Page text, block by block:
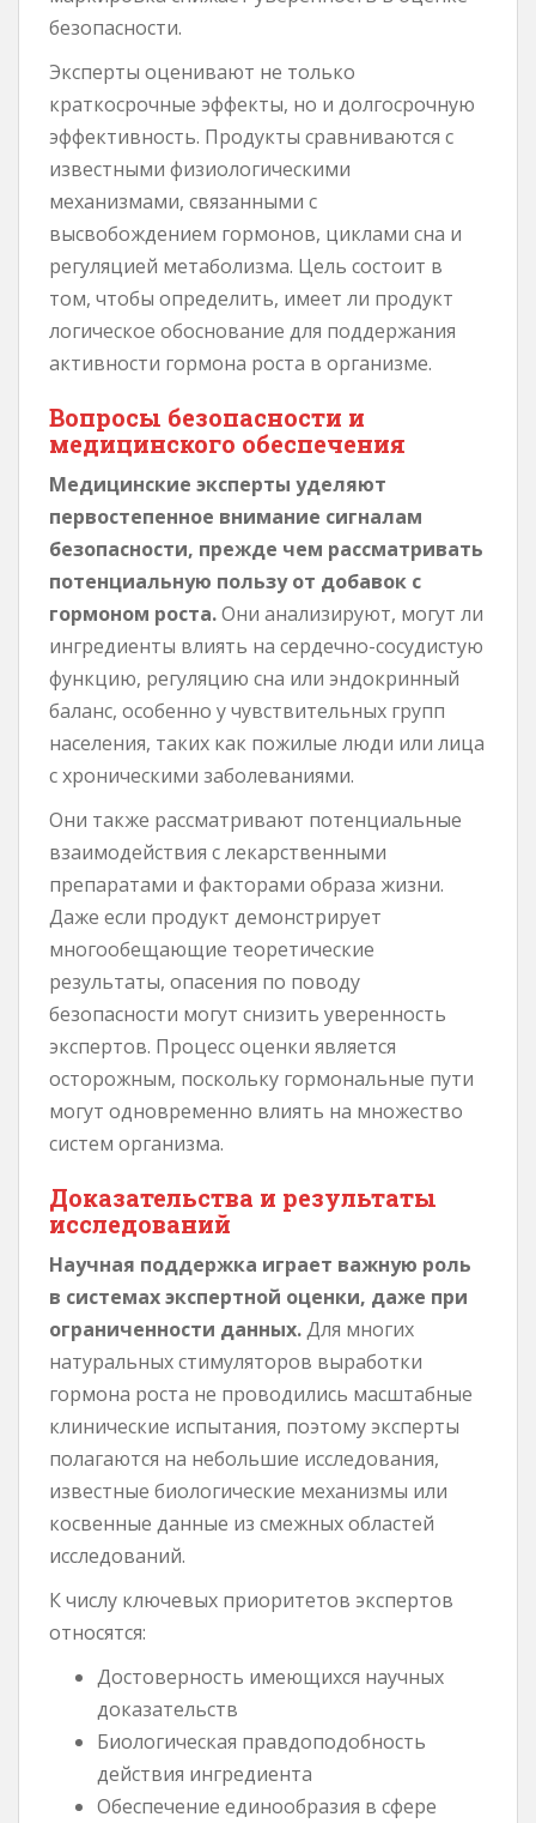
безопасности.
Эксперты оценивают не только
краткосрочные эффекты, но и долгосрочную
эффективность. Продукты сравниваются с
известными физиологическими
механизмами, связанными с
высвобождением гормонов, циклами сна и
регуляцией метаболизма. Цель состоит в
том, чтобы определить, имеет ли продукт
логическое обоснование для поддержания
активности гормона роста в организме.
Вопросы безопасности и
медицинского обеспечения
Медицинские эксперты уделяют
первостепенное внимание сигналам
безопасности, прежде чем рассматривать
потенциальную пользу от добавок с
гормоном роста.Они анализируют, могут ли
ингредиенты влиять на сердечно-сосудистую
функцию, регуляцию сна или эндокринный
баланс, особенно у чувствительных групп
населения, таких как пожилые люди или лица
с хроническими заболеваниями.
Они также рассматривают потенциальные
взаимодействия с лекарственными
препаратами и факторами образа жизни.
Даже если продукт демонстрирует
многообещающие теоретические
результаты, опасения по поводу
безопасности могут снизить уверенность
экспертов. Процесс оценки является
осторожным, поскольку гормональные пути
могут одновременно влиять на множество
систем организма.
Доказательства и результаты
исследований
Научная поддержка играет важную роль
в системах экспертной оценки, даже при
ограниченности данных.Для многих
натуральных стимуляторов выработки
гормона роста не проводились масштабные
клинические испытания, поэтому эксперты
полагаются на небольшие исследования,
известные биологические механизмы или
косвенные данные из смежных областей
исследований.
К числу ключевых приоритетов экспертов
относятся:
Достоверность имеющихся научных
доказательств
Биологическая правдоподобность
действия ингредиента
Обеспечение единообразия в сфере